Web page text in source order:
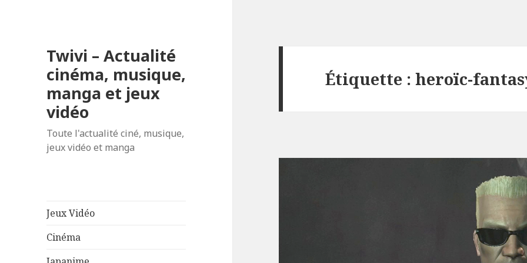
Twivi – Actualité
cinéma, musique,
manga et jeux
vidéo
Toute l'actualité ciné, musique,
jeux vidéo et manga
Jeux Vidéo
Cinéma
Étiquette :heroïc-